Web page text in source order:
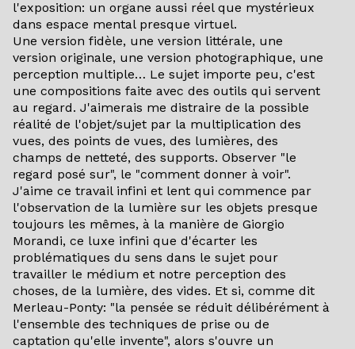
l'exposition: un organe aussi réel que mystérieux
dans espace mental presque virtuel.
Une version fidèle, une version littérale, une
version originale, une version photographique, une
perception multiple… Le sujet importe peu, c'est
une compositions faite avec des outils qui servent
au regard. J'aimerais me distraire de la possible
réalité de l'objet/sujet par la multiplication des
vues, des points de vues, des lumières, des
champs de netteté, des supports. Observer "le
regard posé sur", le "comment donner à voir".
J'aime ce travail infini et lent qui commence par
l'observation de la lumière sur les objets presque
toujours les mêmes, à la manière de Giorgio
Morandi, ce luxe infini que d'écarter les
problématiques du sens dans le sujet pour
travailler le médium et notre perception des
choses, de la lumière, des vides. Et si, comme dit
Merleau-Ponty: "la pensée se réduit délibérément à
l'ensemble des techniques de prise ou de
captation qu'elle invente", alors s'ouvre un